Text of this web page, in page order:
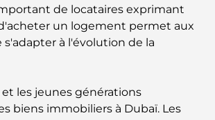
to Buying Property in Dubai (2025-
cafés du centre-ville de Dubaï : le
les plus chères jamais créées
de locataires exprimant
un logement permet aux
à l'évolution de la
les jeunes générations
biens immobiliers à Dubaï. Les